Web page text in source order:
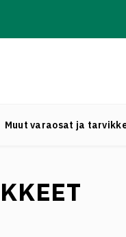
Muut varaosat ja